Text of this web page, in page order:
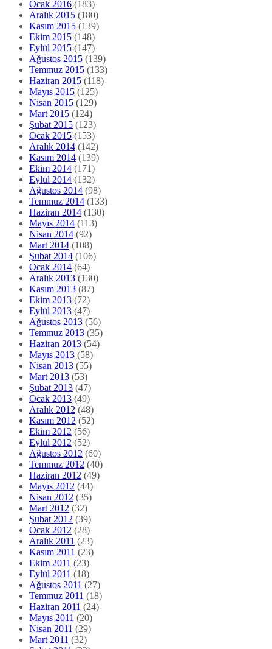
Ocak 2016 (183)
Aralık 2015 (180)
Kasım 2015 (139)
Ekim 2015 (148)
Eylül 2015 (147)
Ağustos 2015 (139)
Temmuz 2015 (133)
Haziran 2015 (118)
Mayıs 2015 (125)
Nisan 2015 (129)
Mart 2015 (124)
Şubat 2015 (123)
Ocak 2015 (153)
Aralık 2014 (142)
Kasım 2014 (139)
Ekim 2014 (171)
Eylül 2014 (132)
Ağustos 2014 (98)
Temmuz 2014 (133)
Haziran 2014 (130)
Mayıs 2014 (113)
Nisan 2014 (92)
Mart 2014 (108)
Şubat 2014 (106)
Ocak 2014 (64)
Aralık 2013 (130)
Kasım 2013 (87)
Ekim 2013 (72)
Eylül 2013 (47)
Ağustos 2013 (56)
Temmuz 2013 (35)
Haziran 2013 (54)
Mayıs 2013 (58)
Nisan 2013 (55)
Mart 2013 (53)
Şubat 2013 (47)
Ocak 2013 (49)
Aralık 2012 (48)
Kasım 2012 (52)
Ekim 2012 (56)
Eylül 2012 (52)
Ağustos 2012 (60)
Temmuz 2012 (40)
Haziran 2012 (49)
Mayıs 2012 (44)
Nisan 2012 (35)
Mart 2012 (32)
Şubat 2012 (39)
Ocak 2012 (28)
Aralık 2011 (23)
Kasım 2011 (23)
Ekim 2011 (23)
Eylül 2011 (18)
Ağustos 2011 (27)
Temmuz 2011 (18)
Haziran 2011 (24)
Mayıs 2011 (20)
Nisan 2011 (29)
Mart 2011 (32)